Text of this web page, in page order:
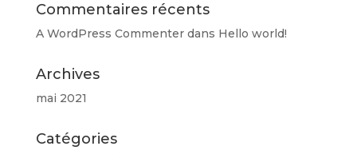
la
page
Commentaires récents
A WordPress Commenterdans Hello world!
Archives
mai 2021
Catégories